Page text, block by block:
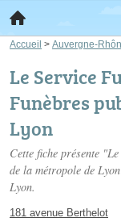
Accueil > Auvergne-
Le Service
Funèbres
Lyon
Cette fiche présente
de la métropole de
Lyon.
181 avenue Berthelot